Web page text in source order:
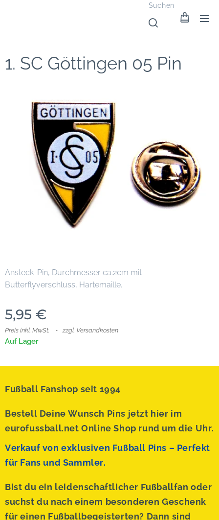
Suchen
1. SC Göttingen 05 Pin
Ansteck-Pin, Durchmesser ca.2cm mit
Butterflyverschluss, Hartemaille.
5,95 €
Preis inkl. MwSt. zzgl. Versandkosten
Auf Lager
Fußball Fanshop seit 1994
Bestell Deine Wunsch Pins jetzt hier im
eurofussball.net Online Shop rund um die Uhr.
Verkauf von exklusiven Fußball Pins – Perfekt
für Fans und Sammler.
Bist du ein leidenschaftlicher Fußballfan oder
suchst du nach einem besonderen Geschenk
für einen Fußballbegeisterten? Dann sind